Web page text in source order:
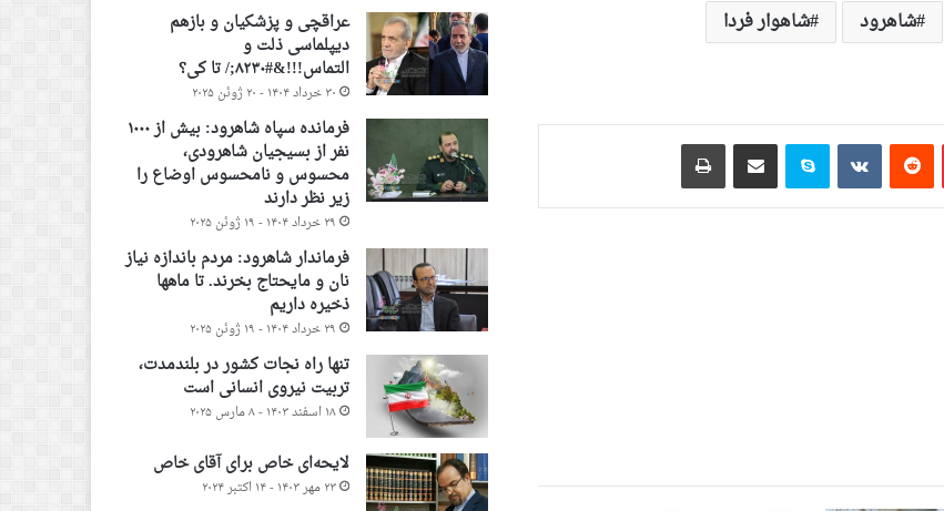
شاهرود
شاهوار فردا
‫پین‌ترست‫رددیت ‫VKontakteاسکایپ اشتراک گذاری از طریق ایمیل چاپ
عراقچی و پزشکیان و بازهم
دیپلماسی ذلت و
التماس!!!&#۸۲۳۰;/ تا کی؟
۳۰ خرداد ۱۴۰۴ - ۲۰ ژوئن ۲۰۲۵
فرمانده سپاه شاهرود: بیش از ۱۰۰۰
نفر از بسیجیان شاهرودی،
محسوس و نامحسوس اوضاع را
زیر نظر دارند
۲۹ خرداد ۱۴۰۴ - ۱۹ ژوئن ۲۰۲۵
فرماندار شاهرود: مردم باندازه نیاز
نان و مایحتاج بخرند. تا ماهها
ذخیره داریم
۲۹ خرداد ۱۴۰۴ - ۱۹ ژوئن ۲۰۲۵
تنها راه نجات کشور در بلندمدت،
تربیت نیروی انسانی است
۱۸ اسفند ۱۴۰۳ - ۸ مارس ۲۰۲۵
لایحه‌ای خاص برای آقای خاص
۲۳ مهر ۱۴۰۳ - ۱۴ اکتبر ۲۰۲۴